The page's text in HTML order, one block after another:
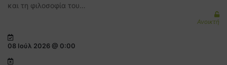
και τη φιλοσοφία του…
Ανοικτή
08 Ιούλ 2026 @ 0:00